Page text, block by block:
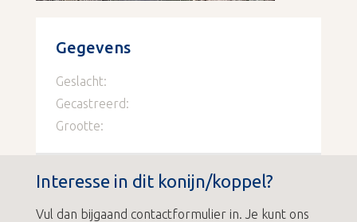
Gegevens
Geslacht:
Gecastreerd:
Grootte:
Interesse in dit konijn/koppel?
Vul dan bijgaand contactformulier in. Je kunt ons